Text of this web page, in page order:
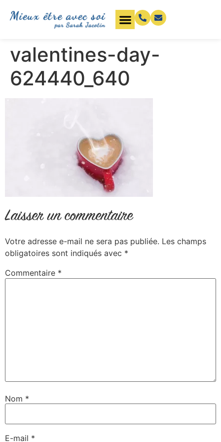
valentines-day-
624440_640
Laisser un commentaire
Votre adresse e-mail ne sera pas publiée. Les champs
obligatoires sont indiqués avec *
Commentaire *
Nom *
E-mail *